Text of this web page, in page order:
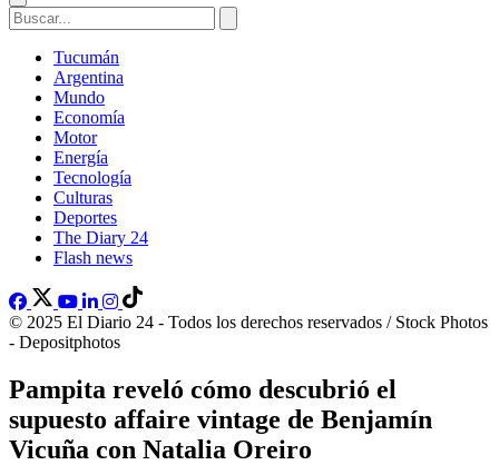
Tucumán
Argentina
Mundo
Economía
Motor
Energía
Tecnología
Culturas
Deportes
The Diary 24
Flash news
© 2025 El Diario 24 - Todos los derechos reservados / Stock Photos
- Depositphotos
Pampita reveló cómo descubrió el
supuesto affaire vintage de Benjamín
Vicuña con Natalia Oreiro